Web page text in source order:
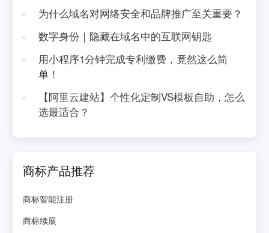
为什么域名对网络安全和品牌推广至关重要？
数字身份｜隐藏在域名中的互联网钥匙
用小程序1分钟完成专利缴费，竟然这么简
单！
【阿里云建站】个性化定制VS模板自助，怎么
选最适合？
商标产品推荐
商标智能注册
商标续展